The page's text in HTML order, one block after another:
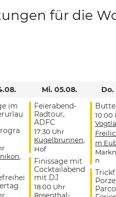
für die
im
Mi. 05.08.
Feierabend-
Radtour,
ADFC
17:30 Uhr
Kugelbrunnen
Hof
Finissage mit
Cocktailabend
mit DJ
18:00 Uhr
Rosenthal-
10:00
m
n